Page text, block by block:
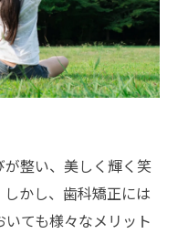
整い、美しく輝く笑
かし、歯科矯正には
ても様々なメリット